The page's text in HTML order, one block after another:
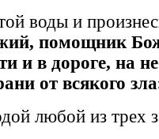
воды и
помощник
и в дороге, на
от всякого
любой из трех